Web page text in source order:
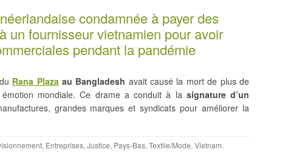
condamnée à payer des
un fournisseur vietnamien pour avoir
pendant la pandémie
Rana Plazaau Bangladesh avait causé la mort de plus de
mondiale. Ce drame a conduit à la signature d’un
grandes marques et syndicats pour améliorer la
, Entreprises, Justice, Pays-Bas, Textile/Mode, Vietnam.